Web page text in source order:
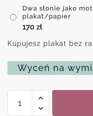
Dwa słonie jako
plakat/papier
170 zł
Kupujesz plakat bez
Wyceń na
Dwa